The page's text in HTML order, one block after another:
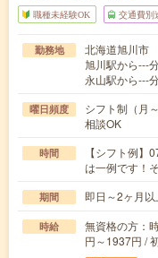
職種未経験OK 交通費別
勤務地
北海道旭川市
旭川駅から---
永山駅から---
曜日頻度
シフト制（月
相談OK
時間
【シフト例
は一例です！
期間 即日～2ヶ月以
時給
無資格の方：
円～1937円 /